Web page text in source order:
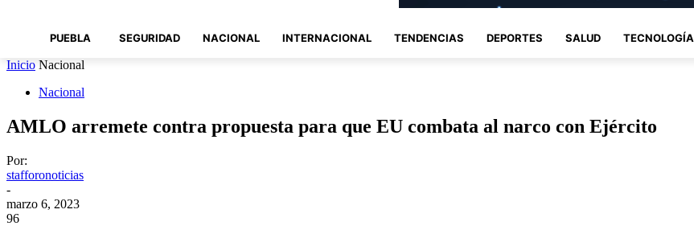
PUEBLA SEGURIDAD NACIONAL INTERNACIONAL TENDENCIAS DEPORTES SALUD TECNOLOGÍA
Inicio Nacional
Nacional
AMLO arremete contra propuesta para que EU combata al narco con Ejército
Por:
stafforonoticias
-
marzo 6, 2023
96